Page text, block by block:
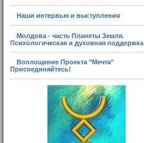
Наши интервью и выступления
Молдова - часть Планеты Земля.
Психологическая и духовная поддержка
Воплощение Проекта "Мечта"
Присоединяйтесь!